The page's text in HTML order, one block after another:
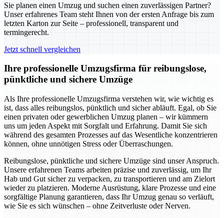
Sie planen einen Umzug und suchen einen zuverlässigen Partner?
Unser erfahrenes Team steht Ihnen von der ersten Anfrage bis zum
letzten Karton zur Seite – professionell, transparent und
termingerecht.
Jetzt schnell vergleichen
Ihre professionelle Umzugsfirma für reibungslose,
pünktliche und sichere Umzüge
Als Ihre professionelle Umzugsfirma verstehen wir, wie wichtig es
ist, dass alles reibungslos, pünktlich und sicher abläuft. Egal, ob Sie
einen privaten oder gewerblichen Umzug planen – wir kümmern
uns um jeden Aspekt mit Sorgfalt und Erfahrung. Damit Sie sich
während des gesamten Prozesses auf das Wesentliche konzentrieren
können, ohne unnötigen Stress oder Überraschungen.
Reibungslose, pünktliche und sichere Umzüge sind unser Anspruch.
Unsere erfahrenen Teams arbeiten präzise und zuverlässig, um Ihr
Hab und Gut sicher zu verpacken, zu transportieren und am Zielort
wieder zu platzieren. Moderne Ausrüstung, klare Prozesse und eine
sorgfältige Planung garantieren, dass Ihr Umzug genau so verläuft,
wie Sie es sich wünschen – ohne Zeitverluste oder Nerven.